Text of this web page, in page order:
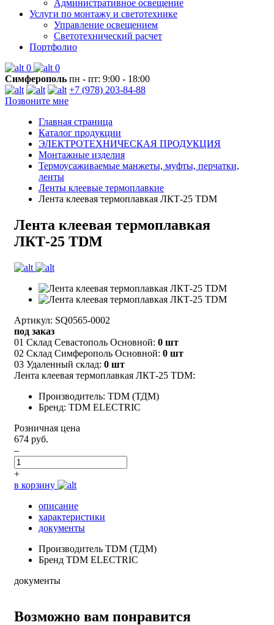
Административное освещение
Услуги по монтажу и светотехнике
Управление освещением
Светотехнический расчет
Портфолио
0
0
Симферополь пн - пт: 9:00 - 18:00
+7 (978) 203-84-88
Позвоните мне
Главная страница
Каталог продукции
ЭЛЕКТРОТЕХНИЧЕСКАЯ ПРОДУКЦИЯ
Монтажные изделия
Термоусаживаемые манжеты, муфты, перчатки,
ленты
Ленты клеевые термоплавкие
Лента клеевая термоплавкая ЛКТ-25 TDM
Лента клеевая термоплавкая
ЛКТ-25 TDM
Артикул: SQ0565-0002
под заказ
01 Склад Севастополь Основной: 0 шт
02 Склад Симферополь Основной: 0 шт
03 Удаленный склад: 0 шт
Лента клеевая термоплавкая ЛКТ-25 TDM:
Производитель: TDM (ТДМ)
Бренд: TDM ELECTRIC
Розничная цена
674 руб.
–
+
в корзину
описание
характеристики
документы
Производитель TDM (ТДМ)
Бренд TDM ELECTRIC
документы
Возможно вам понравится